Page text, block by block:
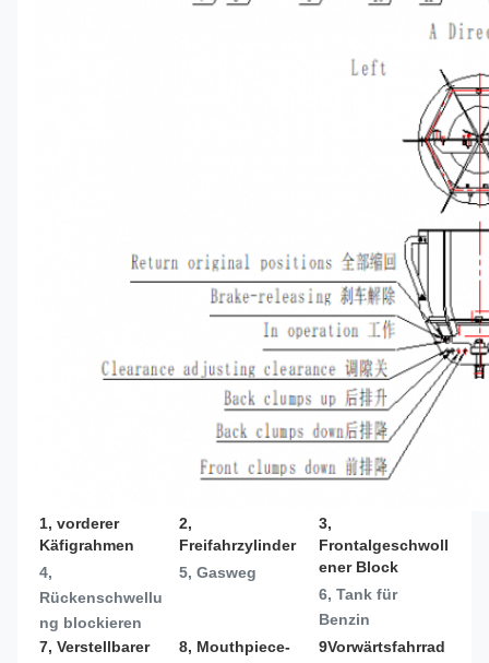
1, vorderer
Käfigrahmen
4,
Rückenschwellu
ng blockieren
2,
Freifahrzylinder
5, Gasweg
3,
Frontalgeschwoll
ener Block
6, Tank für
Benzin
7, Verstellbarer
8, Mouthpiece-
9Vorwärtsfahrrad